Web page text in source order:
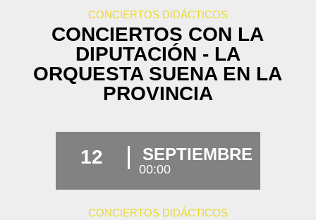
CONCIERTOS DIDÁCTICOS
CONCIERTOS CON LA
DIPUTACIÓN - LA
ORQUESTA SUENA EN LA
PROVINCIA
12 SEPTIEMBRE
00:00
CONCIERTOS DIDÁCTICOS